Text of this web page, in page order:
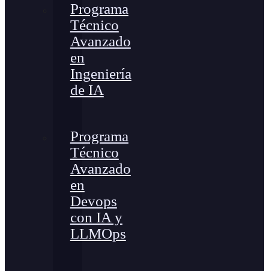
Programa
Técnico
Avanzado
en
Ingeniería
de IA
Programa
Técnico
Avanzado
en
Devops
con IA y
LLMOps